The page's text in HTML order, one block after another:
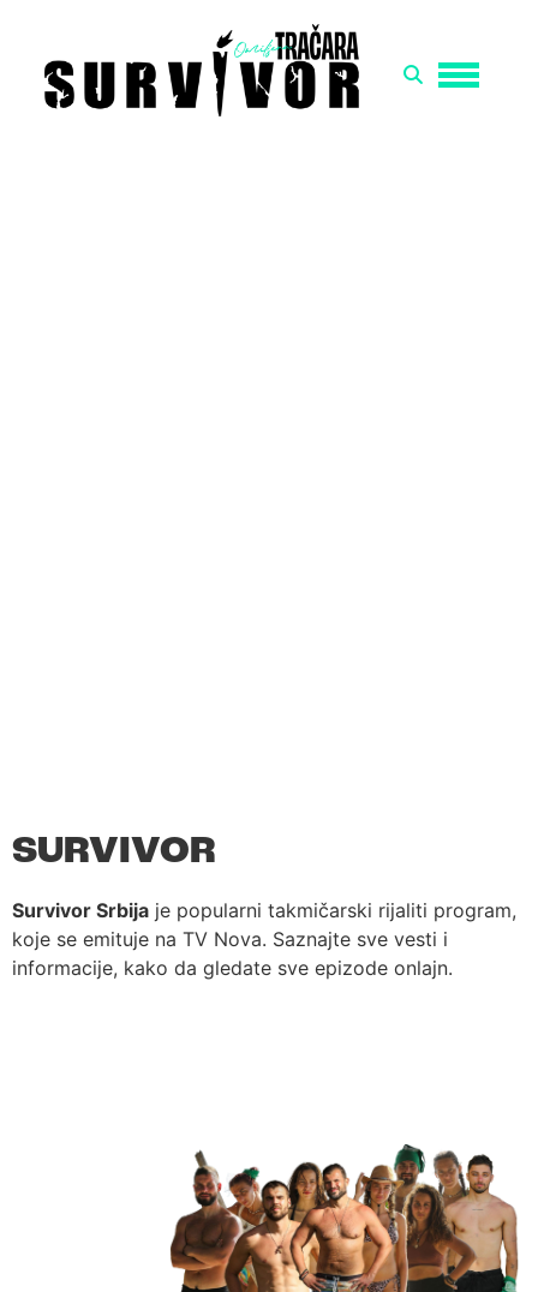
SURVIVOR
Survivor Srbija je popularni takmičarski rijaliti program,
koje se emituje na TV Nova. Saznajte sve vesti i
informacije, kako da gledate sve epizode onlajn.